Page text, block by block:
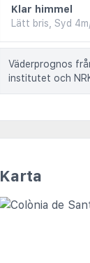
Klar himmel
Lätt bris, Syd
Väderprognos
institutet och
Karta